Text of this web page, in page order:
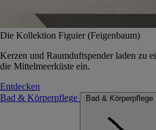
Die Kollektion Figuier (Feigenbaum)
Kerzen und Raumduftspender laden zu
die Mittelmeerküste ein.
Entdecken
Bad & Körperpflege
Bad & Körperpflege